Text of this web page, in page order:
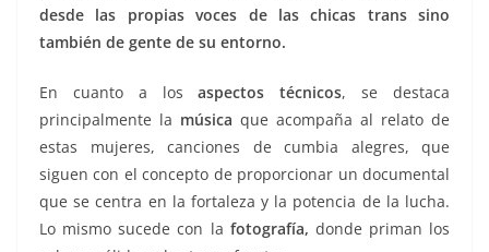
desde las propias voces de las chicas trans sino
también de gente de su entorno.
En cuanto a losaspectos técnicos, se destaca
principalmente la música que acompaña al relato de
estas mujeres, canciones de cumbia alegres, que
siguen con el concepto de proporcionar un documental
que se centra en la fortaleza y la potencia de la lucha.
Lo mismo sucede con la fotografía, donde priman los